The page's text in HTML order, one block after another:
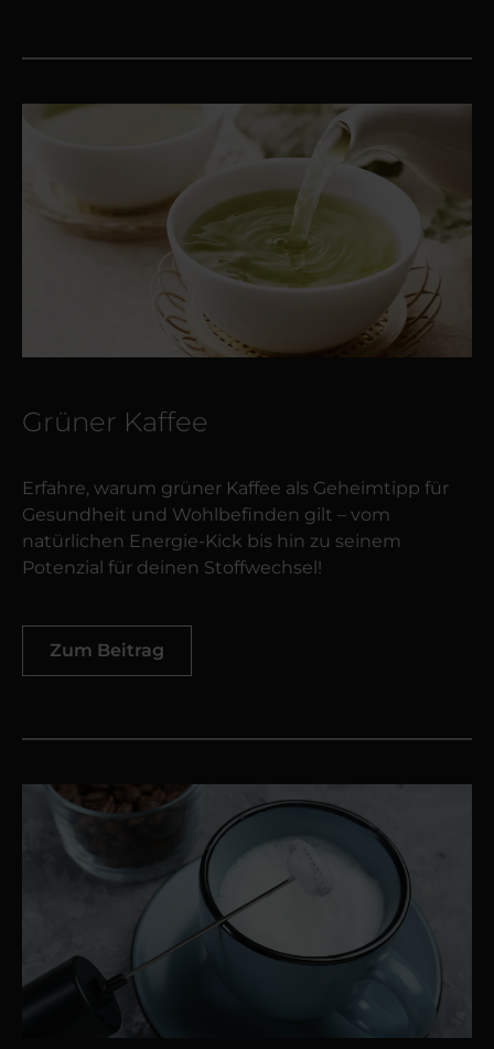
Grüner Kaffee
Erfahre, warum grüner Kaffee als Geheimtipp für
Gesundheit und Wohlbefinden gilt – vom
natürlichen Energie-Kick bis hin zu seinem
Potenzial für deinen Stoffwechsel!
Zum Beitrag